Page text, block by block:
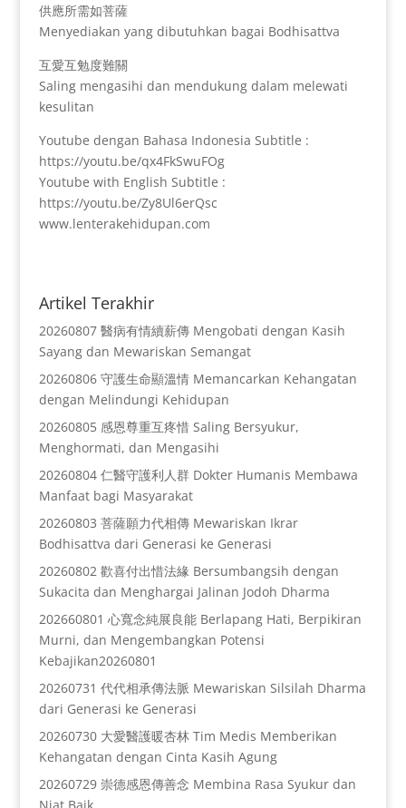
供應所需如菩薩
Menyediakan yang dibutuhkan bagai Bodhisattva
互愛互勉度難關
Saling mengasihi dan mendukung dalam melewati
kesulitan
Youtube dengan Bahasa Indonesia Subtitle :
https://youtu.be/qx4FkSwuFOg
Youtube with English Subtitle :
https://youtu.be/Zy8Ul6erQsc
www.lenterakehidupan.com
Artikel Terakhir
20260807 醫病有情續薪傳 Mengobati dengan Kasih
Sayang dan Mewariskan Semangat
20260806 守護生命顯溫情 Memancarkan Kehangatan
dengan Melindungi Kehidupan
20260805 感恩尊重互疼惜 Saling Bersyukur,
Menghormati, dan Mengasihi
20260804 仁醫守護利人群 Dokter Humanis Membawa
Manfaat bagi Masyarakat
20260803 菩薩願力代相傳 Mewariskan Ikrar
Bodhisattva dari Generasi ke Generasi
20260802 歡喜付出惜法緣 Bersumbangsih dengan
Sukacita dan Menghargai Jalinan Jodoh Dharma
202660801 心寬念純展良能 Berlapang Hati, Berpikiran
Murni, dan Mengembangkan Potensi
Kebajikan20260801
20260731 代代相承傳法脈 Mewariskan Silsilah Dharma
dari Generasi ke Generasi
20260730 大愛醫護暖杏林 Tim Medis Memberikan
Kehangatan dengan Cinta Kasih Agung
20260729 崇德感恩傳善念 Membina Rasa Syukur dan
Niat Baik